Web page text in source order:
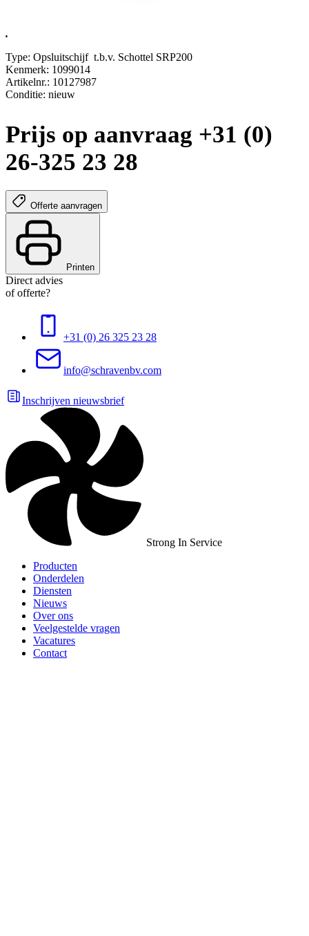
.
Type: Opsluitschijf t.b.v. Schottel SRP200
Kenmerk: 1099014
Artikelnr.: 10127987
Conditie: nieuw
Prijs op aanvraag +31 (0)
26-325 23 28
Offerte aanvragen
Printen
Direct advies
of offerte?
+31 (0) 26 325 23 28
info@schravenbv.com
Inschrijven nieuwsbrief
Strong In Service
Producten
Onderdelen
Diensten
Nieuws
Over ons
Veelgestelde vragen
Vacatures
Contact